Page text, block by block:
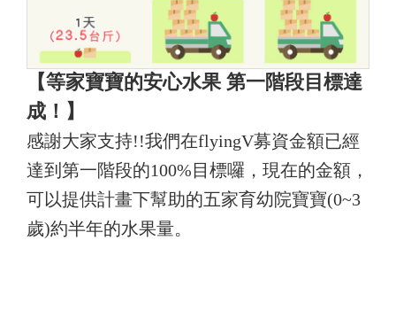
【等家寶寶的安心水果 第一階段目標達
成！】
感謝大家支持!!我們在flyingV募資金額已經
達到第一階段的100%目標囉，現在的金額，
可以提供計畫下幫助的五家育幼院寶寶(0~3
歲)約半年的水果量。